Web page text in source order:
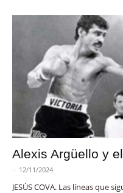
Alexis Argüello y
- 12/11/2024
JESÚS COVA. Las líneas que